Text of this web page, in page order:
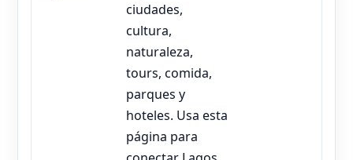
ciudades,
cultura,
naturaleza,
tours, comida,
parques y
hoteles. Usa esta
página para